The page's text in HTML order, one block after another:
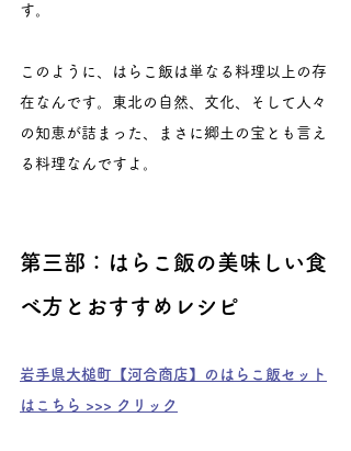
す。
このように、はらこ飯は単なる料理以上の存
在なんです。東北の自然、文化、そして人々
の知恵が詰まった、まさに郷土の宝とも言え
る料理なんですよ。
第三部：はらこ飯の美味しい食
べ方とおすすめレシピ
岩手県大槌町【河合商店】のはらこ飯セット
はこちら >>> クリック